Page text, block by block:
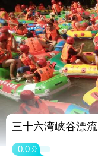
三十六湾峡谷漂流
0.0 分
